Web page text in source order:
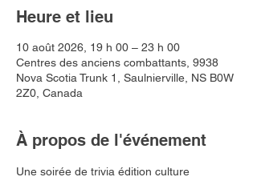
Heure et lieu
10 août 2026, 19 h 00 – 23 h 00
Centres des anciens combattants, 9938
Nova Scotia Trunk 1, Saulnierville, NS B0W
2Z0, Canada
À propos de l'événement
Une soirée de trivia édition culture